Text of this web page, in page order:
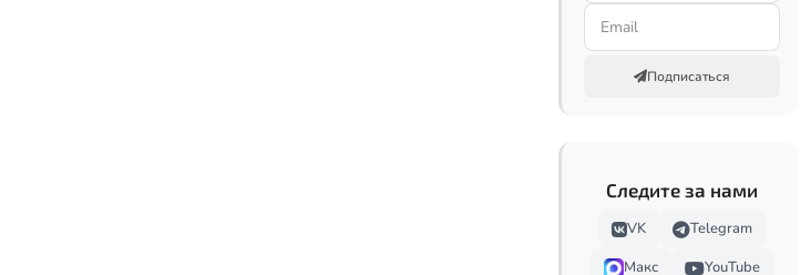
Подписаться
Следите за нами
VK
Telegram
Макс
YouTube